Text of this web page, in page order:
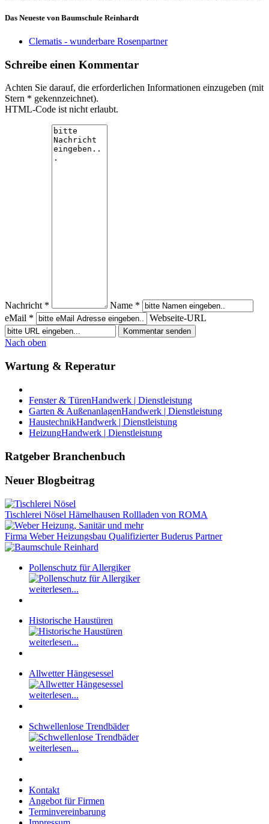
Das Neueste von Baumschule Reinhardt
Clematis - wunderbare Rosenpartner
Schreibe einen Kommentar
Achten Sie darauf, die erforderlichen Informationen einzugeben (mit
Stern * gekennzeichnet).
HTML-Code ist nicht erlaubt.
Nachricht *
Name *
eMail *
Webseite-URL
Nach oben
Wartung & Reperatur
Fenster & TürenHandwerk | Dienstleistung
Garten & AußenanlagenHandwerk | Dienstleistung
HaustechnikHandwerk | Dienstleistung
HeizungHandwerk | Dienstleistung
Ratgeber Branchenbuch
Neuer Blogbeitrag
Tischlerei Nösel Hämelhausen Rollladen von ROMA
Firma Weber Heizungsbau Qualifizierter Buderus Partner
Pollenschutz für Allergiker
weiterlesen...
Historische Haustüren
weiterlesen...
Allwetter Hängesessel
weiterlesen...
Schwellenlose Trendbäder
weiterlesen...
Kontakt
Angebot für Firmen
Terminvereinbarung